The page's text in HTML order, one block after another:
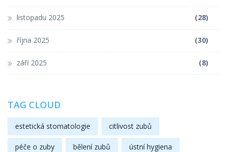
listopadu 2025 (28)
října 2025 (30)
září 2025 (8)
TAG CLOUD
estetická stomatologie citlivost zubů
péče o zuby bělení zubů ústní hygiena